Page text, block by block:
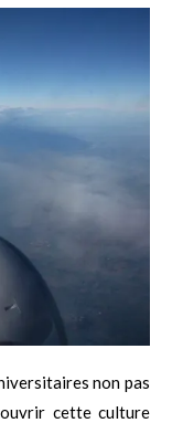
non pas
cette culture